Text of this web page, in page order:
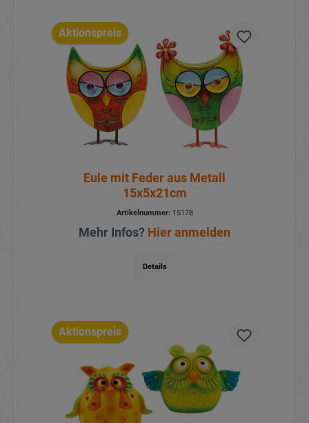
Aktionspreis
Eule mit Feder aus Metall
15x5x21cm
Artikelnummer:15178
Mehr Infos? Hier anmelden
Details
Aktionspreis